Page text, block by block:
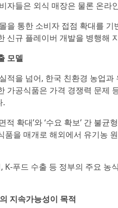
자들은 외식 매장은 물론 온라
을 통한 소비자 접점 확대를
신규 플레이버 개발을 병행해
모델
적을 넘어, 한국 친환경 농업
가공식품은 가격 경쟁력 문제
.
적 확대’와 ‘수요 확보’ 간 불
품을 매개로 해외에서 유기농
K-푸드 수출 등 정부의 주요
지속가능성이 목적